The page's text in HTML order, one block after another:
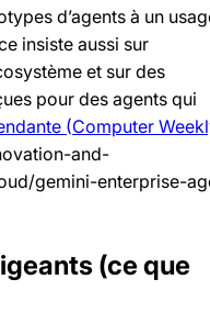
d’agents à un
insiste aussi sur
et sur des
pour des agents qui
(Computer
and-
gemini-enterprise-
(ce que